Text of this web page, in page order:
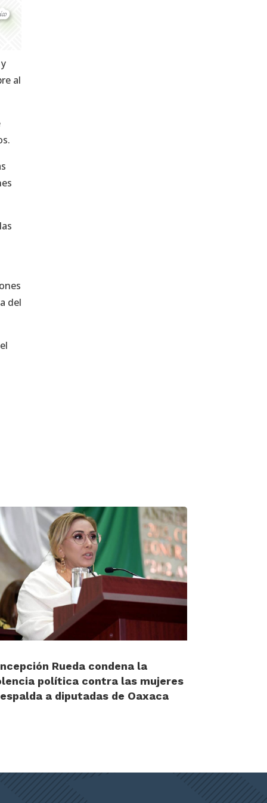
al
del
Rueda condena la
política contra las mujeres
a diputadas de Oaxaca